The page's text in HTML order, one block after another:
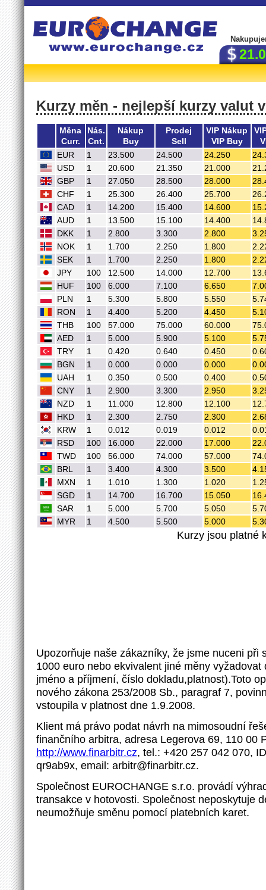
Kurzy měn - nejlepší kurzy valut
Měna
Curr.
Nás.
Cnt.
Nákup
Buy
Prodej
Sell
VIP Nákup
VIP Buy
EUR
1 23.500 24.500 24.250
USD
1 20.600 21.350 21.000
GBP
1 27.050 28.500 28.000
CHF
1 25.300 26.400 25.700
CAD
1 14.200 15.400 14.600
AUD
1 13.500 15.100 14.400
DKK
1 2.800 3.300 2.800
NOK
1 1.700 2.250 1.800
SEK
1 1.700 2.250 1.800
JPY
100 12.500 14.000 12.700
HUF
100 6.000 7.100 6.650
PLN
1 5.300 5.800 5.550
RON
1 4.400 5.200 4.450
THB
100 57.000 75.000 60.000
AED
1 5.000 5.900 5.100
TRY
1 0.420 0.640 0.450
BGN
1 0.000 0.000 0.000
UAH
1 0.350 0.500 0.400
CNY
1 2.900 3.300 2.950
NZD
1 11.000 12.800 12.100
HKD
1 2.300 2.750 2.300
KRW
1 0.012 0.019 0.012
RSD
100 16.000 22.000 17.000
TWD
100 56.000 74.000 57.000
BRL
1 3.400 4.300 3.500
MXN
1 1.010 1.300 1.020
SGD
1 14.700 16.700 15.050
SAR
1 5.000 5.700 5.050
MYR
1 4.500 5.500 5.000
Kurzy jsou platné
Upozorňuje naše zákazníky, že jsme nuceni při
1000 euro nebo ekvivalent jiné měny vyžadovat
jméno a příjmení, číslo dokladu,platnost).Toto
nového zákona 253/2008 Sb., paragraf 7,
vstoupila v platnost dne 1.9.2008.
Klient má právo podat návrh na mimosoudní
finančního arbitra, adresa Legerova 69, 110 00
http://www.finarbitr.cz, tel.: +420 257 042 070,
qr9ab9x, email: arbitr@finarbitr.cz.
Společnost EUROCHANGE s.r.o. provádí
transakce v hotovosti. Společnost neposkytuje
neumožňuje směnu pomocí platebních karet.